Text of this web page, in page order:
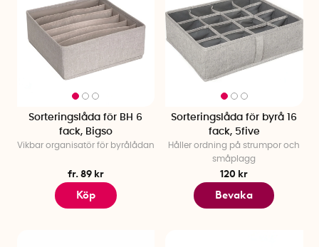
Sorteringslåda för BH 6
fack, Bigso
Vikbar organisatör för byrålådan
fr. 89 kr
Köp
Sorteringslåda för byrå 16
fack, 5five
Håller ordning på strumpor och
småplagg
120 kr
Bevaka